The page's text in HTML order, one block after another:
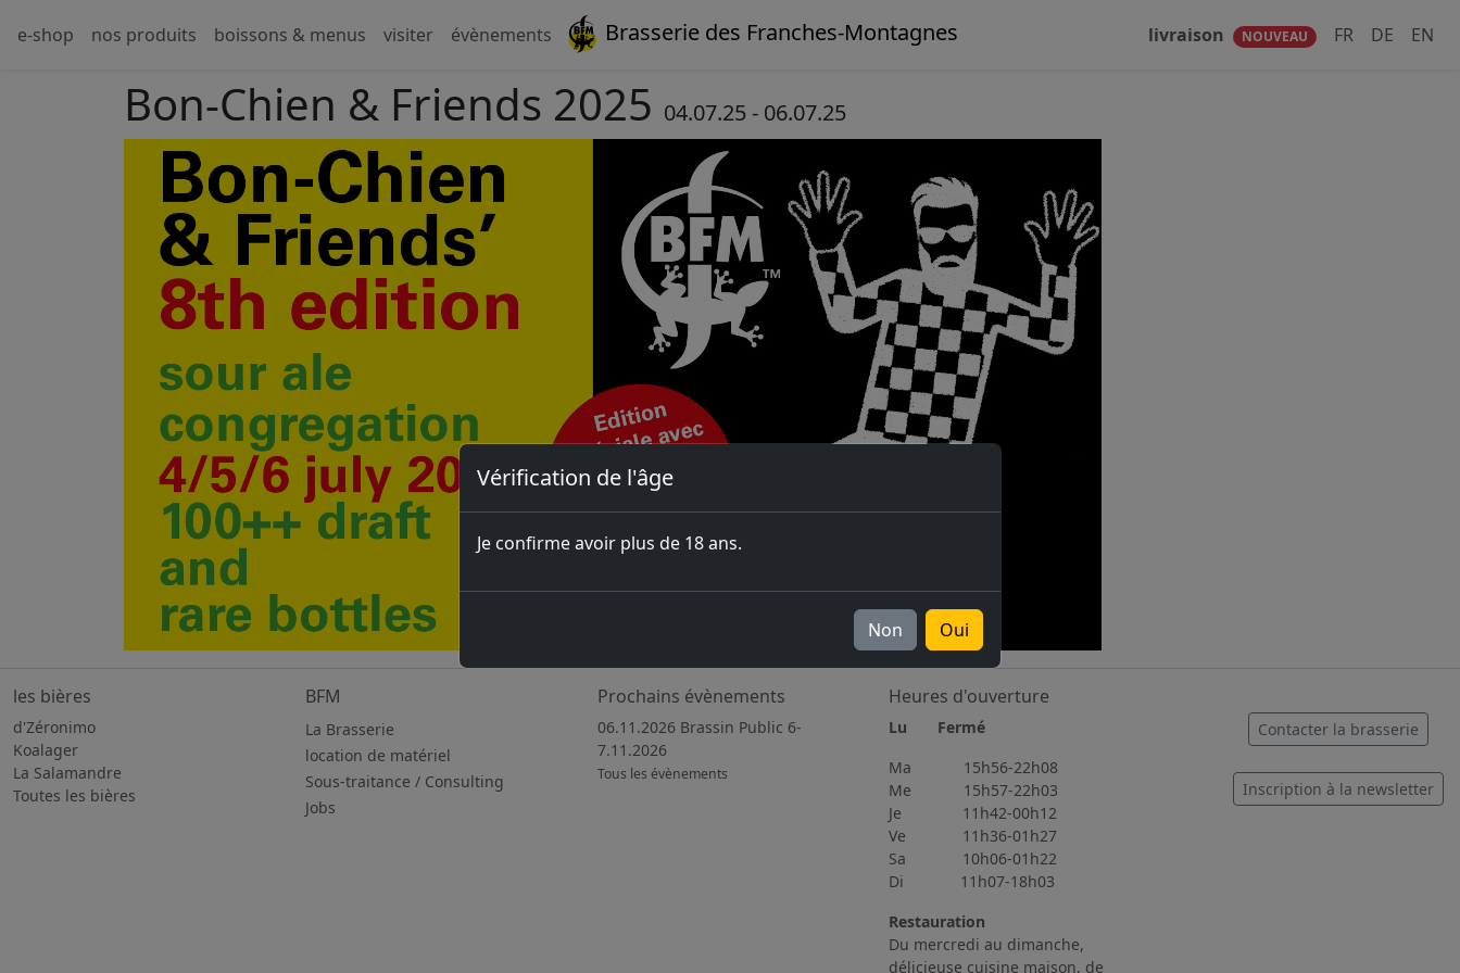
e-shop nos produits boissons & menus visiter évènements Brasserie des Franches-Montagnes livraison NOUVEAU FR DE EN
Vérification de l'âge
Je confirme avoir plus de 18 ans.
Non Oui
Bon-Chien & Friends 2025 04.07.25 - 06.07.25
les bières
d'Zéronimo
Koalager
La Salamandre
Toutes les bières
BFM
La Brasserie
location de matériel
Sous-traitance / Consulting
Jobs
Prochains évènements
06.11.2026 Brassin Public 6-
7.11.2026
Tous les évènements
Heures d'ouverture
Lu Fermé
Ma 15h56-22h08
Me 15h57-22h03
Je 11h42-00h12
Ve 11h36-01h27
Sa 10h06-01h22
Di 11h07-18h03
Restauration
Du mercredi au dimanche,
délicieuse cuisine maison, de
Contacter la brasserie
Inscription à la newsletter